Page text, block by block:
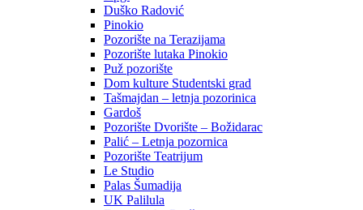
Duško Radović
Pinokio
Pozorište na Terazijama
Pozorište lutaka Pinokio
Puž pozorište
Dom kulture Studentski grad
Tašmajdan – letnja pozorinica
Gardoš
Pozorište Dvorište – Božidarac
Palić – Letnja pozornica
Pozorište Teatrijum
Le Studio
Palas Šumadija
UK Palilula